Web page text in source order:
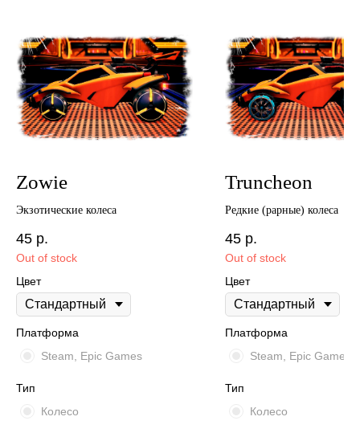
Zowie
Экзотические колеса
45 р.
Out of stock
Цвет
Платформа
Steam, Epic Games
Тип
Колесо
Truncheon
Редкие (рарные) колеса
45 р.
Out of stock
Цвет
Платформа
Steam, Epic Games
Тип
Колесо